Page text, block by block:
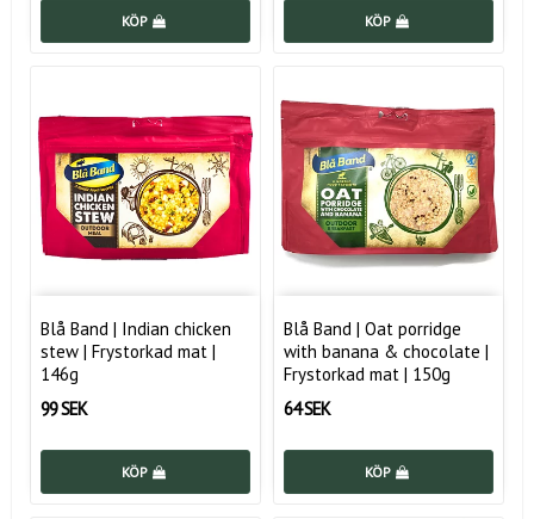
KÖP KÖP
Blå Band | Indian chicken
stew | Frystorkad mat |
146g
99 SEK
KÖP
Blå Band | Oat porridge
with banana & chocolate |
Frystorkad mat | 150g
64 SEK
KÖP